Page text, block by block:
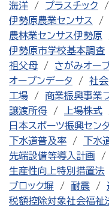
海洋
プラスチック
伊勢原農業センサス
農林業センサス伊勢原
伊勢原市学校基本調査
祖父母
さがみオー
オープンデータ
社
工場
商業振興事業
譲渡所得
上場株式
日本スポーツ振興セン
下水道普及率
下水
先端設備等導入計画
生産性向上特別措置法
ブロック塀
耐震
税額控除対象社会福祉